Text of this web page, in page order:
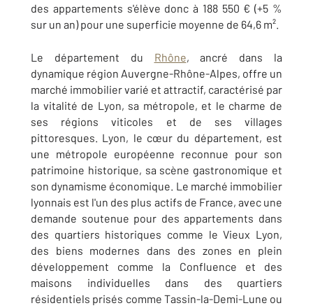
des appartements s'élève donc à 188 550 € (+5 %
sur un an) pour une superficie moyenne de 64,6 m².
Le département du Rhône, ancré dans la
dynamique région Auvergne-Rhône-Alpes, offre un
marché immobilier varié et attractif, caractérisé par
la vitalité de Lyon, sa métropole, et le charme de
ses régions viticoles et de ses villages
pittoresques. Lyon, le cœur du département, est
une métropole européenne reconnue pour son
patrimoine historique, sa scène gastronomique et
son dynamisme économique. Le marché immobilier
lyonnais est l'un des plus actifs de France, avec une
demande soutenue pour des appartements dans
des quartiers historiques comme le Vieux Lyon,
des biens modernes dans des zones en plein
développement comme la Confluence et des
maisons individuelles dans des quartiers
résidentiels prisés comme Tassin-la-Demi-Lune ou